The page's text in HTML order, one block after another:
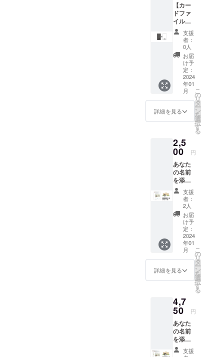
【カー
ドファ
イル
コー
ス】[友
浦王国
特製]支
援証
カード
ファイ
カード
を収納
できる
ファイ
※H190x
W110m
m
120Poc
ket ※限
定数分
がなく
なり次
第デザ
イン変
更とな
りま
す。 ※
白か黒
かはラ
ンダム
です。
ん。
支援
者：
0人
お届
け予
定：
2024
年01
月
詳細を見る
こ
の
リ
タ
ー
ン
を
選
択
す
る
2,5
00 円
あなた
の名前
を添え
て図書
館へ1冊
寄贈し
ます。
また、
プロモ
ツイー
トス
テッ
カー1枚
と支援
した証
なたに
届きま
す。 ※
備考欄
に「寄
贈時に
添える
支援
者：
2人
お届
け予
定：
2024
年01
月
詳細を見る
こ
の
リ
タ
ー
ン
を
選
択
す
る
4,7
50 円
あなた
の名前
を添え
て図書
支援